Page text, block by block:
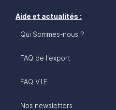
Aide et actualités :
Qui Sommes-nous ?
FAQ de l'export
FAQ V.I.E
Nos newsletters